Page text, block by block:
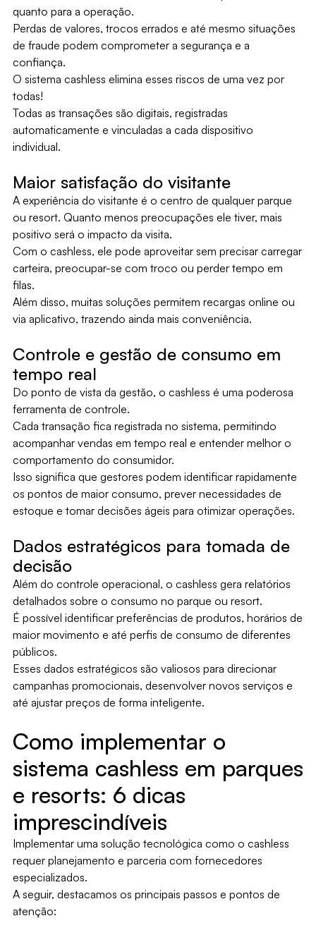
quanto para a operação.
Perdas de valores, trocos errados e até mesmo situações
de fraude podem comprometer a segurança e a
confiança.
O sistema cashless elimina esses riscos de uma vez por
todas!
Todas as transações são digitais, registradas
automaticamente e vinculadas a cada dispositivo
individual.
Maior satisfação do visitante
A experiência do visitante é o centro de qualquer parque
ou resort. Quanto menos preocupações ele tiver, mais
positivo será o impacto da visita.
Com o cashless, ele pode aproveitar sem precisar carregar
carteira, preocupar-se com troco ou perder tempo em
filas.
Além disso, muitas soluções permitem recargas online ou
via aplicativo, trazendo ainda mais conveniência.
Controle e gestão de consumo em
tempo real
Do ponto de vista da gestão, o cashless é uma poderosa
ferramenta de controle.
Cada transação fica registrada no sistema, permitindo
acompanhar vendas em tempo real e entender melhor o
comportamento do consumidor.
Isso significa que gestores podem identificar rapidamente
os pontos de maior consumo, prever necessidades de
estoque e tomar decisões ágeis para otimizar operações.
Dados estratégicos para tomada de
decisão
Além do controle operacional, o cashless gera relatórios
detalhados sobre o consumo no parque ou resort.
É possível identificar preferências de produtos, horários de
maior movimento e até perfis de consumo de diferentes
públicos.
Esses dados estratégicos são valiosos para direcionar
campanhas promocionais, desenvolver novos serviços e
até ajustar preços de forma inteligente.
Como implementar o
sistema cashless em parques
e resorts: 6 dicas
imprescindíveis
Implementar uma solução tecnológica como o cashless
requer planejamento e parceria com fornecedores
especializados.
A seguir, destacamos os principais passos e pontos de
atenção: